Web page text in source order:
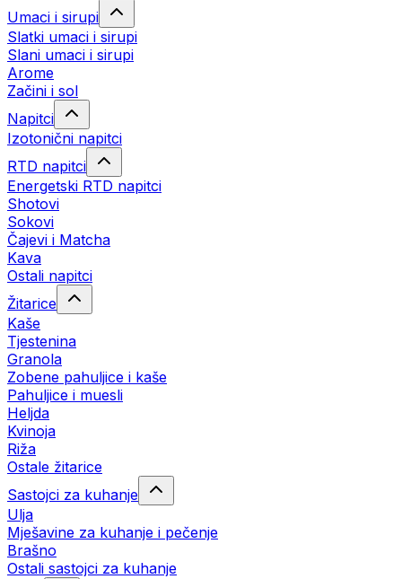
Umaci i sirupi
Slatki umaci i sirupi
Slani umaci i sirupi
Arome
Začini i sol
Napitci
Izotonični napitci
RTD napitci
Energetski RTD napitci
Shotovi
Sokovi
Čajevi i Matcha
Kava
Ostali napitci
Žitarice
Kaše
Tjestenina
Granola
Zobene pahuljice i kaše
Pahuljice i muesli
Heljda
Kvinoja
Riža
Ostale žitarice
Sastojci za kuhanje
Ulja
Mješavine za kuhanje i pečenje
Brašno
Ostali sastojci za kuhanje